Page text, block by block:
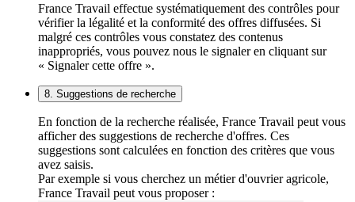
France Travail effectue systématiquement des contrôles pour
vérifier la légalité et la conformité des offres diffusées. Si
malgré ces contrôles vous constatez des contenus
inappropriés, vous pouvez nous le signaler en cliquant sur
« Signaler cette offre ».
8. Suggestions de recherche
En fonction de la recherche réalisée, France Travail peut vous
afficher des suggestions de recherche d'offres. Ces
suggestions sont calculées en fonction des critères que vous
avez saisis.
Par exemple si vous cherchez un métier d'ouvrier agricole,
France Travail peut vous proposer :